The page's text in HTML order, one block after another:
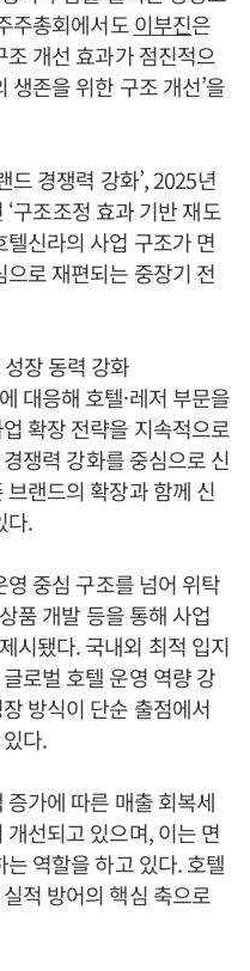
주총회에서도이부진은
개선 효과가 점진적으
생존을 위한 구조 개선’을
드 경쟁력 강화’, 2025년
‘구조조정 효과 기반 재도
텔신라의 사업 구조가 면
으로 재편되는 중장기 전
장 동력 강화
대응해 호텔·레저 부문을
확장 전략을 지속적으로
쟁력 강화를 중심으로 신
랜드의 확장과 함께 신
다.
중심 구조를 넘어 위탁
품 개발 등을 통해 사업
시됐다. 국내외 최적 입지
로벌 호텔 운영 역량 강
방식이 단순 출점에서
다.
가에 따른 매출 회복세
선되고 있으며, 이는 면
역할을 하고 있다. 호텔
적 방어의 핵심 축으로